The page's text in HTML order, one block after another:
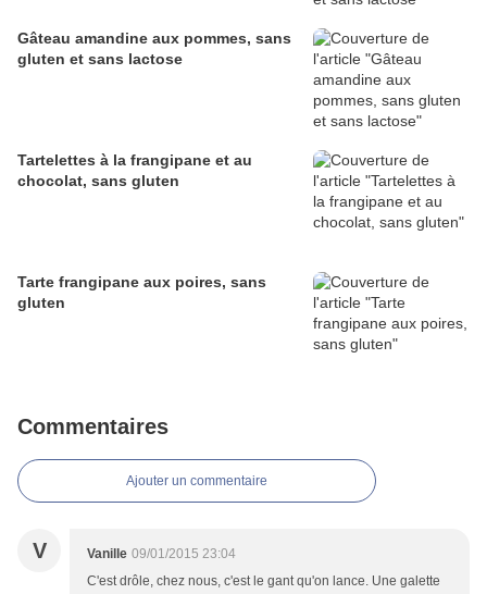
Gâteau amandine aux pommes, sans
gluten et sans lactose
Tartelettes à la frangipane et au
chocolat, sans gluten
Tarte frangipane aux poires, sans
gluten
Commentaires
Ajouter un commentaire
V Vanille 09/01/2015 23:04
C'est drôle, chez nous, c'est le gant qu'on lance. Une galette